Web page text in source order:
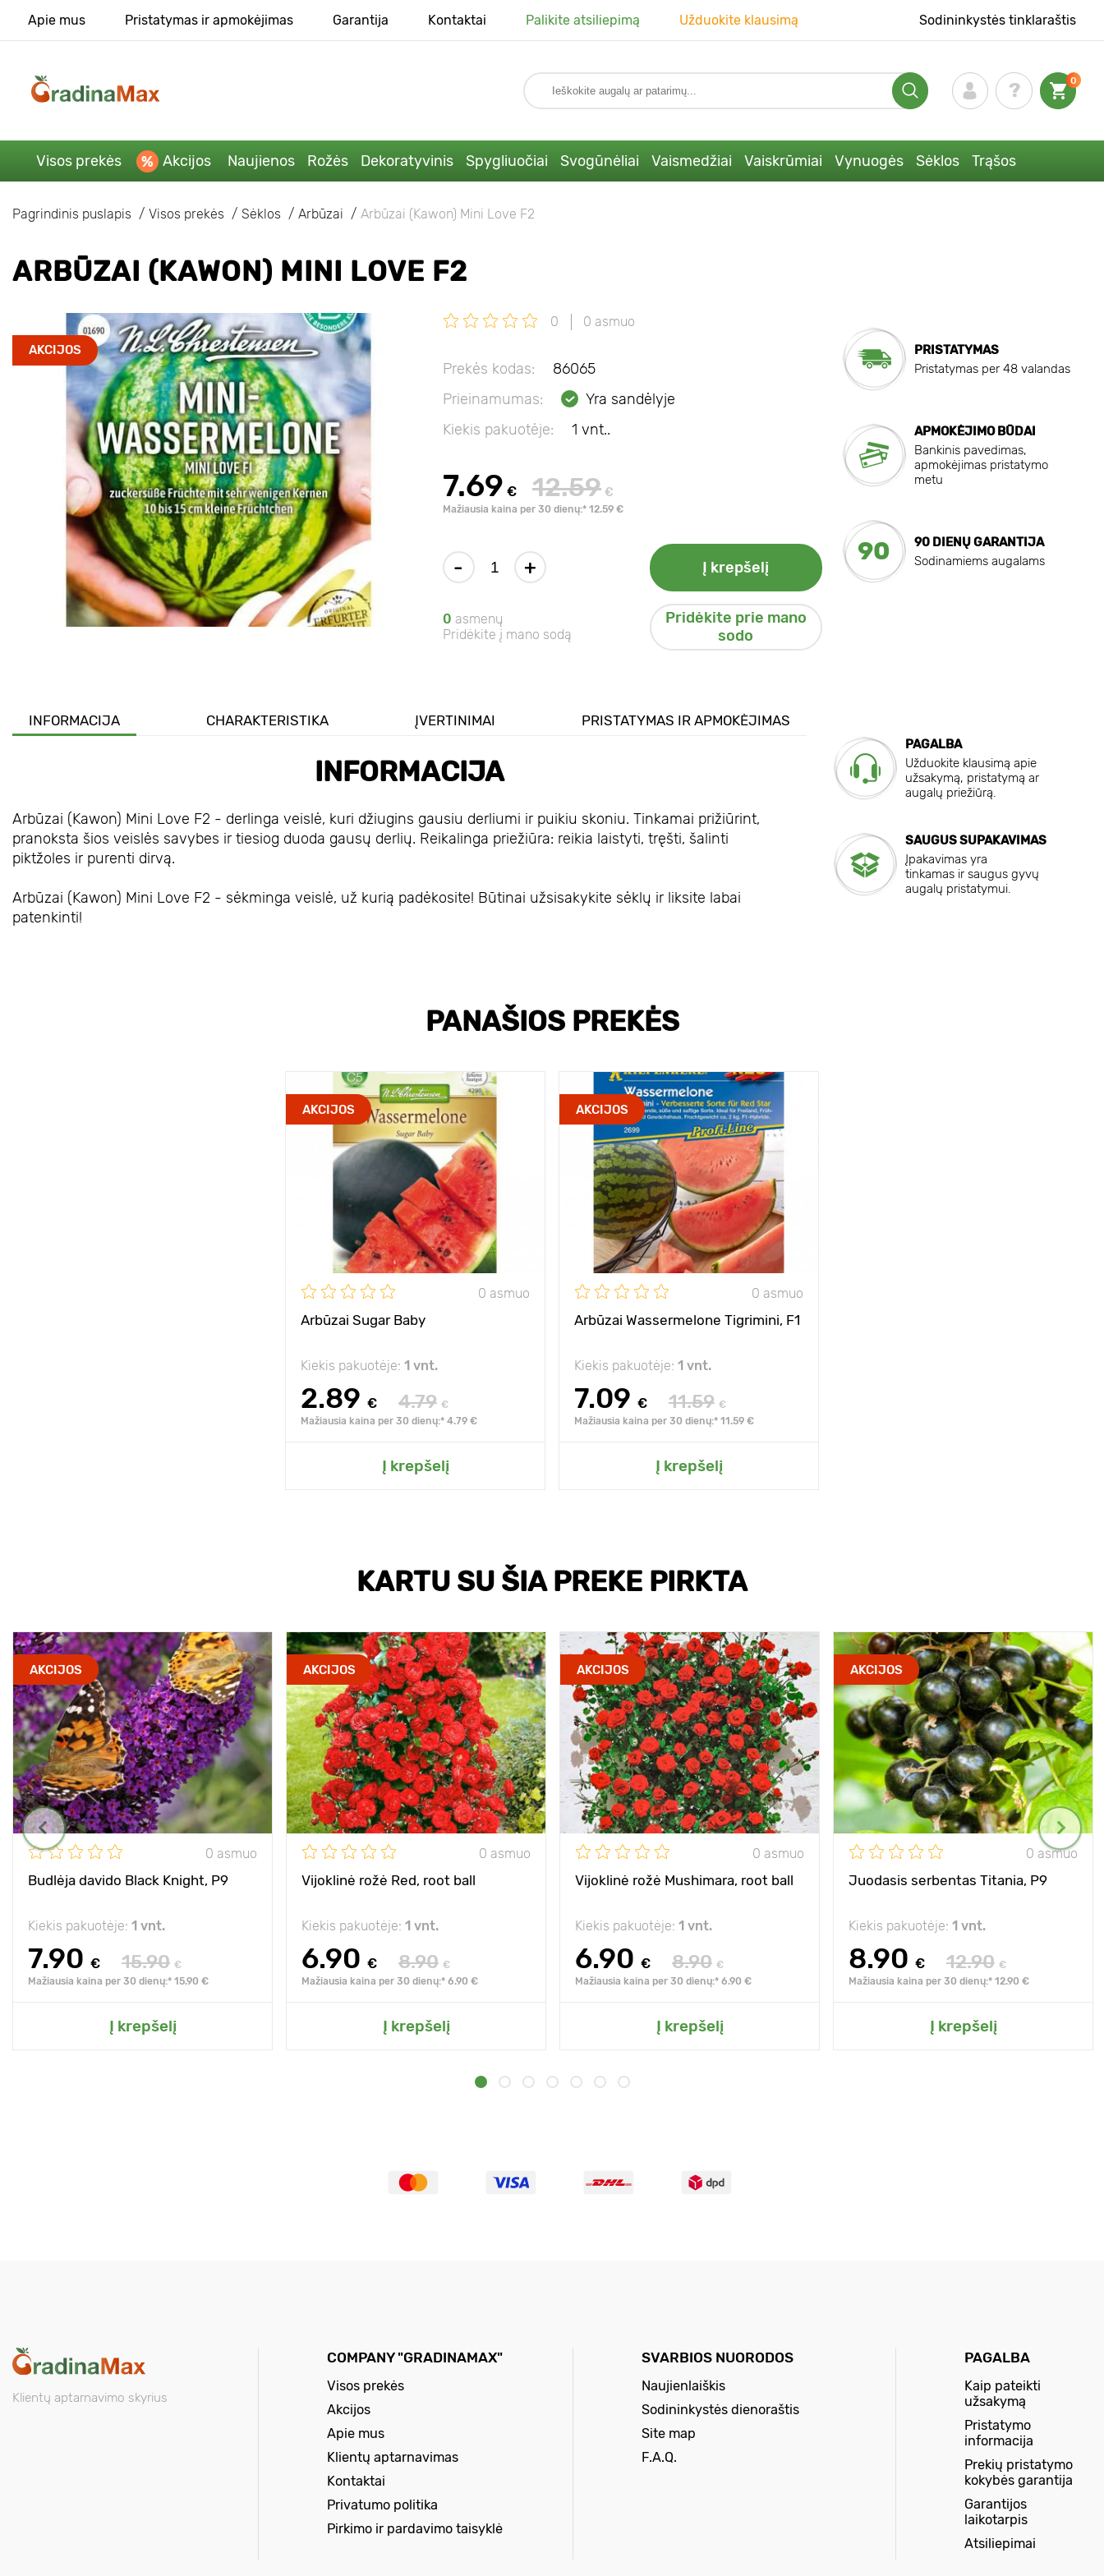
Apie mus Pristatymas ir apmokėjimas Garantija Kontaktai Palikite atsiliepimą Užduokite klausimą Sodininkystės tinklaraštis
0
Visos prekės Akcijos Naujienos Rožės Dekoratyvinis Spygliuočiai Svogūnėliai Vaismedžiai Vaiskrūmiai Vynuogės Sėklos Trąšos
Pagrindinis puslapis Visos prekės Sėklos Arbūzai Arbūzai (Kawon) Mini Love F2
ARBŪZAI (KAWON) MINI LOVE F2
AKCIJOS
0 0 asmuo
Prekės kodas:
86065
Prieinamumas:
Yra sandėlyje
Kiekis pakuotėje:
1 vnt..
7.69 € 12.59 €
Mažiausia kaina per 30 dienų:* 12.59 €
- + Į krepšelį
0 asmenų
Pridėkite į mano sodą
Pridėkite prie mano
sodo
PRISTATYMAS
Pristatymas per 48 valandas
APMOKĖJIMO BŪDAI
Bankinis pavedimas,
apmokėjimas pristatymo
metu
90
90 DIENŲ GARANTIJA
Sodinamiems augalams
INFORMACIJA CHARAKTERISTIKA ĮVERTINIMAI PRISTATYMAS IR APMOKĖJIMAS
INFORMACIJA
Arbūzai (Kawon) Mini Love F2 - derlinga veislė, kuri džiugins gausiu derliumi ir puikiu skoniu. Tinkamai prižiūrint,
pranoksta šios veislės savybes ir tiesiog duoda gausų derlių. Reikalinga priežiūra: reikia laistyti, tręšti, šalinti
piktžoles ir purenti dirvą.
Arbūzai (Kawon) Mini Love F2 - sėkminga veislė, už kurią padėkosite! Būtinai užsisakykite sėklų ir liksite labai
patenkinti!
PAGALBA
Užduokite klausimą apie
užsakymą, pristatymą ar
augalų priežiūrą.
SAUGUS SUPAKAVIMAS
Įpakavimas yra
tinkamas ir saugus gyvų
augalų pristatymui.
PANAŠIOS PREKĖS
AKCIJOS
0 asmuo
Arbūzai Sugar Baby
Kiekis pakuotėje: 1 vnt.
2.89 € 4.79 €
Mažiausia kaina per 30 dienų:* 4.79 €
Į krepšelį
AKCIJOS
0 asmuo
Arbūzai Wassermelone Tigrimini, F1
Kiekis pakuotėje: 1 vnt.
7.09 € 11.59 €
Mažiausia kaina per 30 dienų:* 11.59 €
Į krepšelį
KARTU SU ŠIA PREKE PIRKTA
AKCIJOS
0 asmuo
Budlėja davido Black Knight, P9
Kiekis pakuotėje: 1 vnt.
7.90 € 15.90 €
Mažiausia kaina per 30 dienų:* 15.90 €
Į krepšelį
AKCIJOS
0 asmuo
Vijoklinė rožė Red, root ball
Kiekis pakuotėje: 1 vnt.
6.90 € 8.90 €
Mažiausia kaina per 30 dienų:* 6.90 €
Į krepšelį
AKCIJOS
0 asmuo
Vijoklinė rožė Mushimara, root ball
Kiekis pakuotėje: 1 vnt.
6.90 € 8.90 €
Mažiausia kaina per 30 dienų:* 6.90 €
Į krepšelį
AKCIJOS
0 asmuo
Juodasis serbentas Titania, Р9
Kiekis pakuotėje: 1 vnt.
8.90 € 12.90 €
Mažiausia kaina per 30 dienų:* 12.90 €
Į krepšelį
Klientų aptarnavimo skyrius
COMPANY "GRADINAMAX"
Visos prekės
Akcijos
Apie mus
Klientų aptarnavimas
Kontaktai
Privatumo politika
Pirkimo ir pardavimo taisyklė
SVARBIOS NUORODOS
Naujienlaiškis
Sodininkystės dienoraštis
Site map
F.A.Q.
PAGALBA
Kaip pateikti
užsakymą
Pristatymo
informacija
Prekių pristatymo
kokybės garantija
Garantijos
laikotarpis
Atsiliepimai